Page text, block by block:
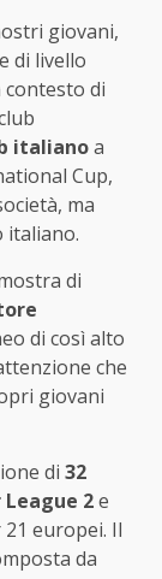
giovani,
di livello
di
italianoa
Cup,
ma
italiano.
di
di così alto
che
giovani
di 32
2e
europei. Il
da